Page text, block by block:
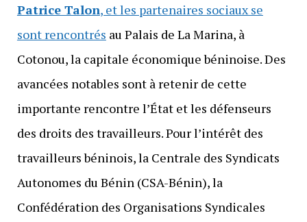
Patrice Talon, et les partenaires sociaux se
sont rencontrés au Palais de La Marina, à
Cotonou, la capitale économique béninoise. Des
avancées notables sont à retenir de cette
importante rencontre l’État et les défenseurs
des droits des travailleurs. Pour l’intérêt des
travailleurs béninois, la Centrale des Syndicats
Autonomes du Bénin (CSA-Bénin), la
Confédération des Organisations Syndicales